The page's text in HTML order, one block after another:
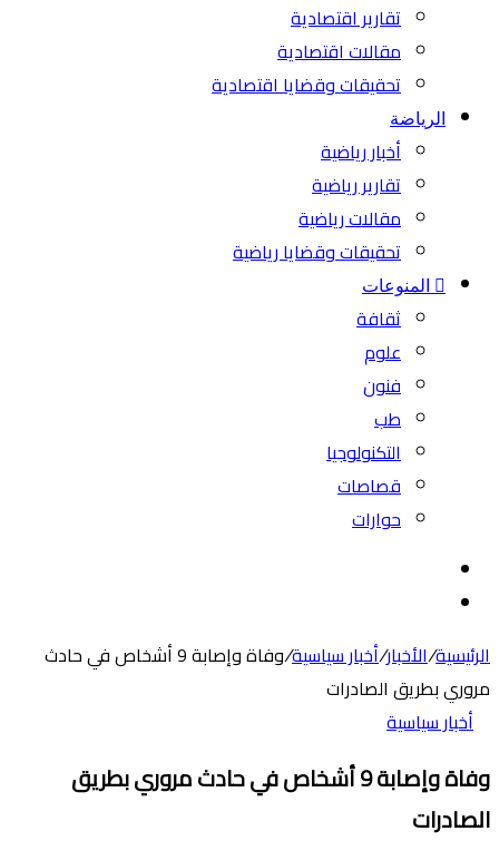
تقارير اقتصادية
مقالات اقتصادية
تحقيقات وقضايا اقتصادية
الرياضة
أخبار رياضية
تقارير رياضية
مقالات رياضية
تحقيقات وقضايا رياضية
المنوعات
ثقافة
علوم
فنون
طب
التكنولوجيا
قصاصات
حوارات
الرئيسية/الأخبار/أخبار سياسية/
وفاة وإصابة 9 أشخاص في حادث
مروري بطريق الصادرات
أخبار سياسية
وفاة وإصابة 9 أشخاص في حادث مروري بطريق
الصادرات